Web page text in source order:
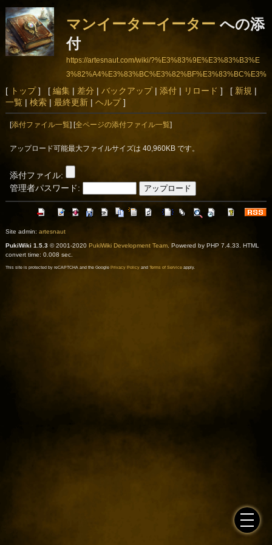
マンイーターイーター への添
付
https://artesnaut.com/wiki/?%E3%83%9E%E3%83%B3%E
3%82%A4%E3%83%BC%E3%82%BF%E3%83%BC%E3%
82%A4%E3%83%BC%E3%82%BF%E3%83%BC
[ トップ] [ 編集| 差分 | バックアップ| 添付| リロード ] [ 新規 |
一覧| 検索| 最終更新| ヘルプ]
[添付ファイル一覧 ] [全ページの添付ファイル一覧
アップロード可能最大ファイルサイズは 40,960KB です。
添付ファイル:
管理者パスワード:
Site admin: artesnaut
PukiWiki 1.5.3© 2001-2020 PukiWiki Development Team. Powered by PHP 7.4.33. HTML
convert time: 0.008 sec.
This site is protected by reCAPTCHA and the Google Privacy Policyand Terms of Serviceapply.